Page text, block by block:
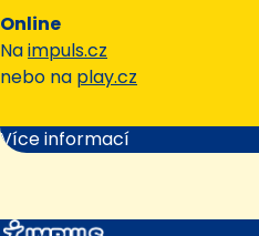
Online
Naimpuls.cz
nebo na play.cz
Více informací